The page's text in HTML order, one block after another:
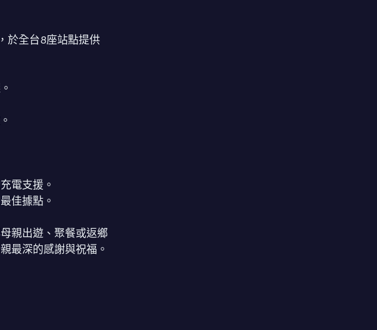
於全台8座站點提供
電支援。
佳據點。
親出遊、聚餐或返鄉
最深的感謝與祝福。